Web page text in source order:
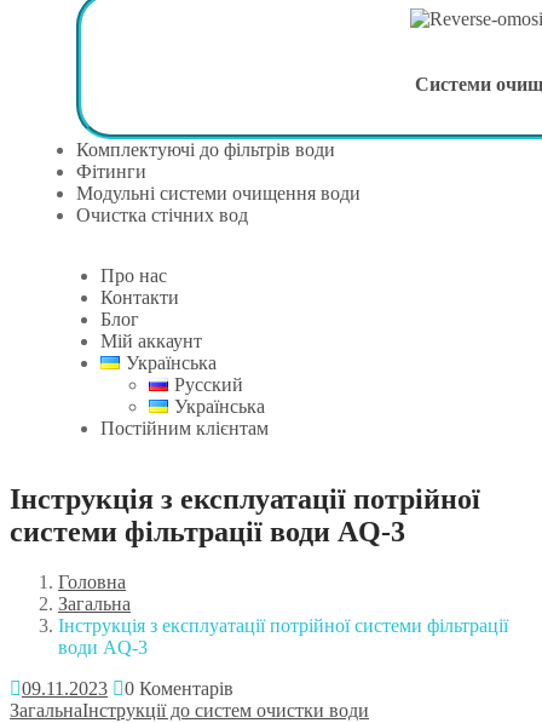
Системи
Комплектуючі до фільтрів води
Фітинги
Модульні системи очищення води
Очистка стічних вод
Про нас
Контакти
Блог
Мій аккаунт
Українська
Русский
Українська
Постійним клієнтам
Інструкція з експлуатації потрійної
системи фільтрації води AQ-3
Головна
Загальна
Інструкція з експлуатації потрійної системи фільтрації
води AQ-3
09.11.2023
0 Коментарів
ЗагальнаІнструкції до систем очистки води